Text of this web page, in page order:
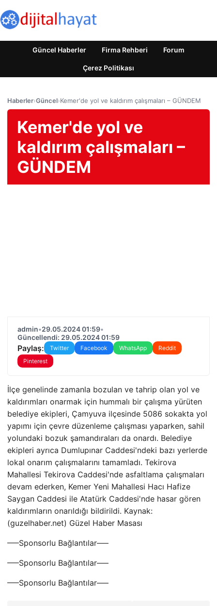
Güncel Haberler Firma Rehberi Forum
Çerez Politikası
Haberler›Güncel›Kemer'de yol ve kaldırım çalışmaları – GÜNDEM
Kemer'de yol ve
kaldırım çalışmaları –
GÜNDEM
admin•29.05.2024 01:59•
Güncellendi: 29.05.2024 01:59
Paylaş: Twitter Facebook WhatsApp
Reddit
Pinterest
İlçe genelinde zamanla bozulan ve tahrip olan yol ve
kaldırımları onarmak için hummalı bir çalışma yürüten
belediye ekipleri, Çamyuva ilçesinde 5086 sokakta yol
yapımı için çevre düzenleme çalışması yaparken, sahil
yolundaki bozuk şamandıraları da onardı. Belediye
ekipleri ayrıca Dumlupınar Caddesi'ndeki bazı yerlerde
lokal onarım çalışmalarını tamamladı. Tekirova
Mahallesi Tekirova Caddesi'nde asfaltlama çalışmaları
devam ederken, Kemer Yeni Mahallesi Hacı Hafize
Saygan Caddesi ile Atatürk Caddesi'nde hasar gören
kaldırımların onarıldığı bildirildi. Kaynak:
(guzelhaber.net) Güzel Haber Masası
—–Sponsorlu Bağlantılar—–
—–Sponsorlu Bağlantılar—–
—–Sponsorlu Bağlantılar—–